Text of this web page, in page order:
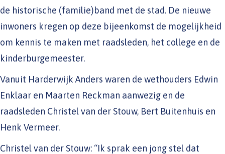
de historische (familie)band met de stad. De nieuwe
inwoners kregen op deze bijeenkomst de mogelijkheid
om kennis te maken met raadsleden, het college en de
kinderburgemeester.
Vanuit Harderwijk Anders waren de wethouders Edwin
Enklaar en Maarten Reckman aanwezig en de
raadsleden Christel van der Stouw, Bert Buitenhuis en
Henk Vermeer.
Christel van der Stouw: “Ik sprak een jong stel dat